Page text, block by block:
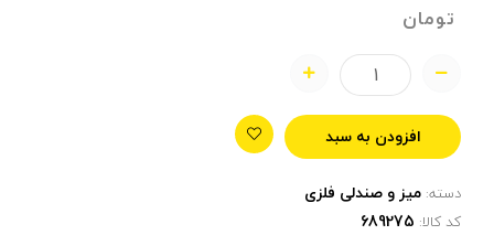
تومان
افزودن به سبد
دسته: میز و صندلی فلزی
کد کالا: